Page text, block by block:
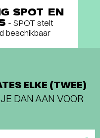
SPOT EN
- SPOT stelt
beschikbaar
ELKE (TWEE)
DAN AAN VOOR